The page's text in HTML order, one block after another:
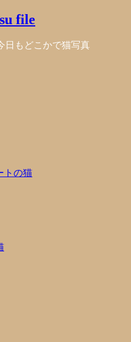
file
日もどこかで猫写真
トの猫